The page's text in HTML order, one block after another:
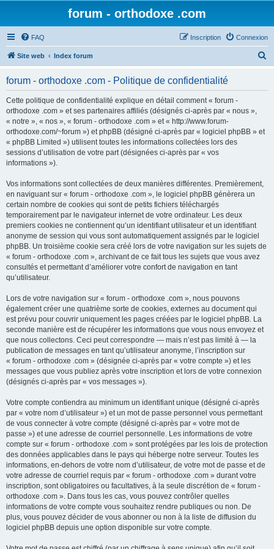
forum - orthodoxe .com
FAQ Connexion
Inscription
Site web Index forum
forum - orthodoxe .com - Politique de confidentialité
Cette politique de confidentialité explique en détail comment « forum -
orthodoxe .com » et ses partenaires affiliés (désignés ci-après par « nous »,
« notre », « nos », « forum - orthodoxe .com » et « http://www.forum-
orthodoxe.com/~forum ») et phpBB (désigné ci-après par « logiciel phpBB » et
« phpBB Limited ») utilisent toutes les informations collectées lors des
sessions d’utilisation de votre part (désignées ci-après par « vos
informations »).
Vos informations sont collectées de deux manières différentes. Premièrement,
en naviguant sur « forum - orthodoxe .com », le logiciel phpBB génèrera un
certain nombre de cookies qui sont de petits fichiers téléchargés
temporairement par le navigateur internet de votre ordinateur. Les deux
premiers cookies ne contiennent qu’un identifiant utilisateur et un identifiant
anonyme de session qui vous sont automatiquement assignés par le logiciel
phpBB. Un troisième cookie sera créé lors de votre navigation sur les sujets de
« forum - orthodoxe .com », archivant de ce fait tous les sujets que vous avez
consultés et permettant d’améliorer votre confort de navigation en tant
qu’utilisateur.
Lors de votre navigation sur « forum - orthodoxe .com », nous pouvons
également créer une quatrième sorte de cookies, externes au document qui
est prévu pour couvrir uniquement les pages créées par le logiciel phpBB. La
seconde manière est de récupérer les informations que vous nous envoyez et
que nous collectons. Ceci peut correspondre — mais n’est pas limité à — la
publication de messages en tant qu’utilisateur anonyme, l’inscription sur
« forum - orthodoxe .com » (désignée ci-après par « votre compte ») et les
messages que vous publiez après votre inscription et lors de votre connexion
(désignés ci-après par « vos messages »).
Votre compte contiendra au minimum un identifiant unique (désigné ci-après
par « votre nom d’utilisateur ») et un mot de passe personnel vous permettant
de vous connecter à votre compte (désigné ci-après par « votre mot de
passe ») et une adresse de courriel personnelle. Les informations de votre
compte sur « forum - orthodoxe .com » sont protégées par les lois de protection
des données applicables dans le pays qui héberge notre serveur. Toutes les
informations, en-dehors de votre nom d’utilisateur, de votre mot de passe et de
votre adresse de courriel requis par « forum - orthodoxe .com » durant votre
inscription, sont obligatoires ou facultatives, à la seule discrétion de « forum -
orthodoxe .com ». Dans tous les cas, vous pouvez contrôler quelles
informations de votre compte vous souhaitez rendre publiques ou non. De
plus, vous pouvez décider de vous abonner ou non à la liste de diffusion du
logiciel phpBB depuis une option disponible sur votre compte.